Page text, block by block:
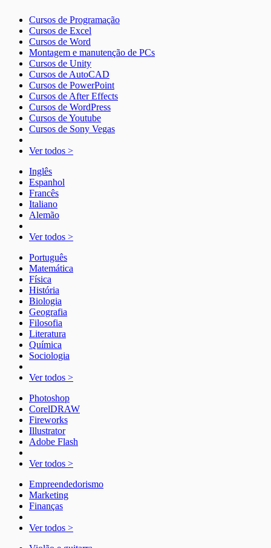
Cursos de Programação
Cursos de Excel
Cursos de Word
Montagem e manutenção de PCs
Cursos de Unity
Cursos de AutoCAD
Cursos de PowerPoint
Cursos de After Effects
Cursos de WordPress
Cursos de Youtube
Cursos de Sony Vegas
Ver todos >
Inglês
Espanhol
Francês
Italiano
Alemão
Ver todos >
Português
Matemática
Física
História
Biologia
Geografia
Filosofia
Literatura
Química
Sociologia
Ver todos >
Photoshop
CorelDRAW
Fireworks
Illustrator
Adobe Flash
Ver todos >
Empreendedorismo
Marketing
Finanças
Ver todos >